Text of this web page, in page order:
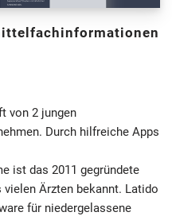
von 2 jungen
Durch hilfreiche Apps
ist das 2011 gegründete
vielen Ärzten bekannt. Latido
für niedergelassene